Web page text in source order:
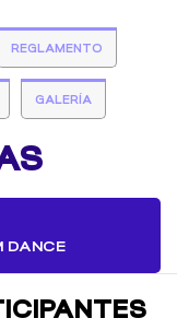
REGLAMENTO
GALERÍA
DANCE